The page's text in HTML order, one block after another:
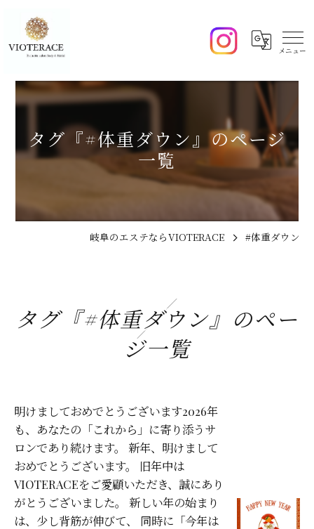
タグ『#体重ダウン』のページ
一覧
岐阜のエステならVIOTERACE #体重ダウン
タグ『#体重ダウン』のペー
ジ一覧
明けましておめでとうございます2026年
も、あなたの「これから」に寄り添うサ
ロンであり続けます。 新年、明けまして
おめでとうございます。 旧年中は
VIOTERACEをご愛顧いただき、誠にあり
がとうございました。 新しい年の始まり
は、少し背筋が伸びて、 同時に「今年は